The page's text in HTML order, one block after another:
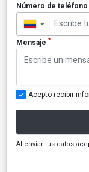
Número de teléfono
▼
Mensaje *
Acepto recibir
Al enviar tus datos